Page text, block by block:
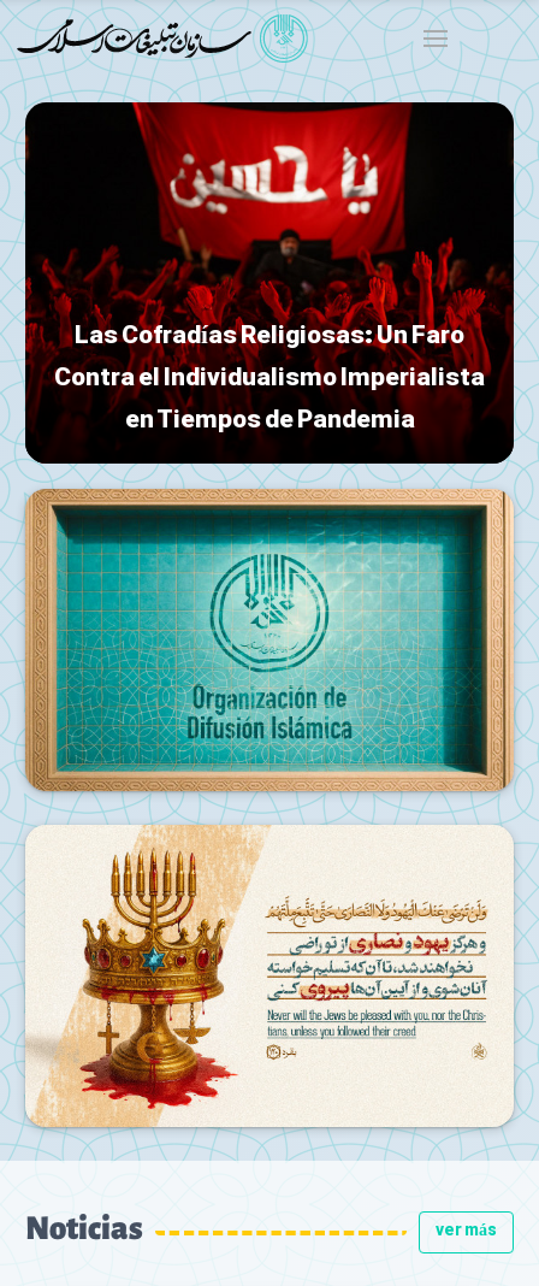
El corazón compartido: la relación viva
entre el clero iraní y su comunidad
Noticias ver más